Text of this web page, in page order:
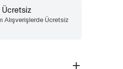
Ücretsiz
Alışverişlerde Ücretsiz